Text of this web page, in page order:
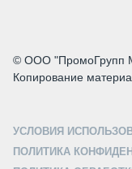
© ООО "ПромоГрупп
Копирование
УСЛОВИЯ
ПОЛИТИКА